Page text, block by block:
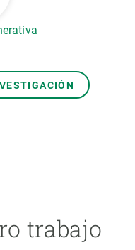
trabajo